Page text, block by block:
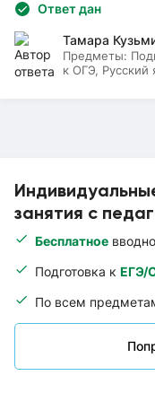
занятия с
Бесплатное
Подготовка к ЕГЭ/
По всем
Ответ дан
Тамара
Предметы:
к ОГЭ, Русский